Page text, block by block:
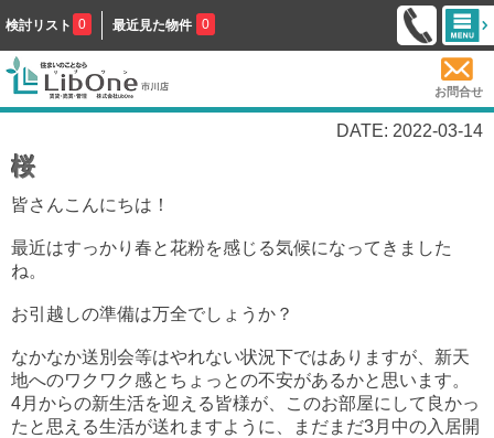
検討リスト 0 最近見た物件 0
お問合せ
DATE: 2022-03-14
桜
皆さんこんにちは！
最近はすっかり春と花粉を感じる気候になってきました
ね。
お引越しの準備は万全でしょうか？
なかなか送別会等はやれない状況下ではありますが、新天
地へのワクワク感とちょっとの不安があるかと思います。
4月からの新生活を迎える皆様が、このお部屋にして良かっ
たと思える生活が送れますように、まだまだ3月中の入居開